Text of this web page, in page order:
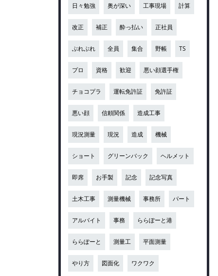
日々勉強 奥が深い 工事現場 計算
改正 補正 酔っ払い 正社員
ぶれぶれ 全員 集合 野帳 TS
プロ 資格 歓迎 悪い顔選手権
チョコプラ 運転免許証 免許証
悪い顔 信頼関係 造成工事
現況測量 現況 造成 機械
ショート グリーンバック ヘルメット
即席 お手製 記念 記念写真
土木工事 測量機械 事務所 パート
アルバイト 事務 ららぽーと港
ららぽーと 測量工 平面測量
やり方 図面化 ワクワク